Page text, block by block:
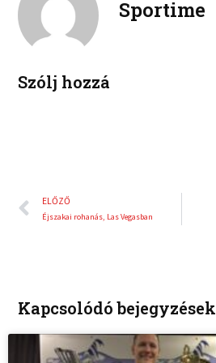
n
r
Sportime
Szólj hozzá
Előző
ELŐZŐ
Éjszakai rohanás, Las Vegasban
Kapcsolódó bejegyzések